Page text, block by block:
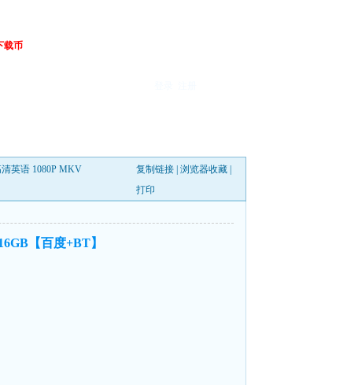
载币
英语 1080P MKV
复制链接| 浏览器收藏|
打印
【百度+BT】